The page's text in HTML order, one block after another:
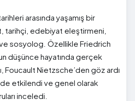
arasında yaşamış bir
tarihçi, edebiyat eleştirmeni,
sosyolog. Özellikle Friedrich
düşünce hayatında gerçek
Foucault Nietzsche’den göz ardı
etkilendi ve genel olarak
inceledi.